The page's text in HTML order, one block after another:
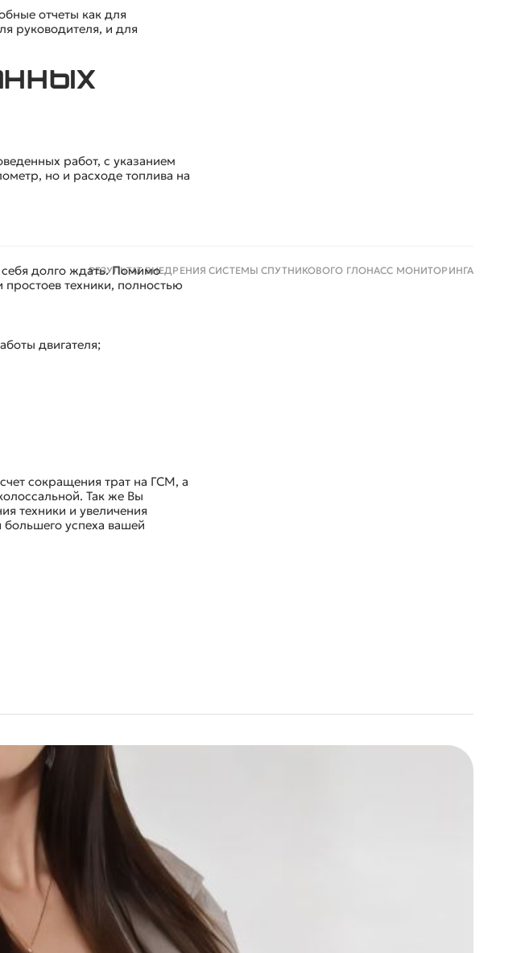
отчеты как для
руководителя, и для
работ, с указанием
но и расходе топлива на
РЕЗУЛЬТАТ ВНЕДРЕНИЯ СИСТЕМЫ СПУТНИКОВОГО ГЛОНАСС МОНИТОРИНГА
себя долго ждать. Помимо
техники, полностью
двигателя;
сокращения трат на ГСМ, а
Так же Вы
техники и увеличения
успеха вашей